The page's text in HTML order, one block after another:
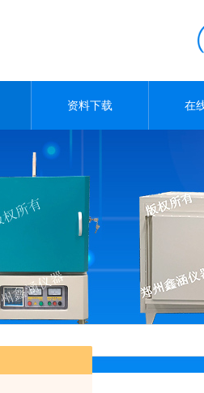
资料下载 在